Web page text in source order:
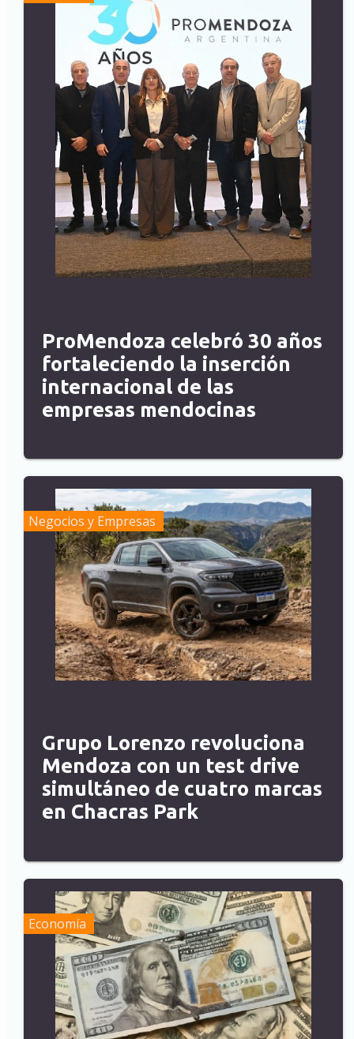
ProMendoza celebró 30 años
fortaleciendo la inserción
internacional de las
empresas mendocinas
Negocios y Empresas
Grupo Lorenzo revoluciona
Mendoza con un test drive
simultáneo de cuatro marcas
en Chacras Park
Economía